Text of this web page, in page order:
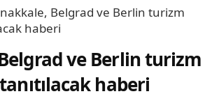
Belgrad ve Berlin turizm
haberi
ve Berlin turizm
haberi